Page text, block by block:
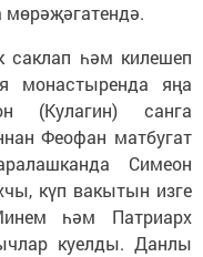
саклап һәм килешеп
монастыренда яңа
(Кулагин) санга
Феофан матбугат
Симеон
күп вакытын изге
һәм Патриарх
куелды. Данлы